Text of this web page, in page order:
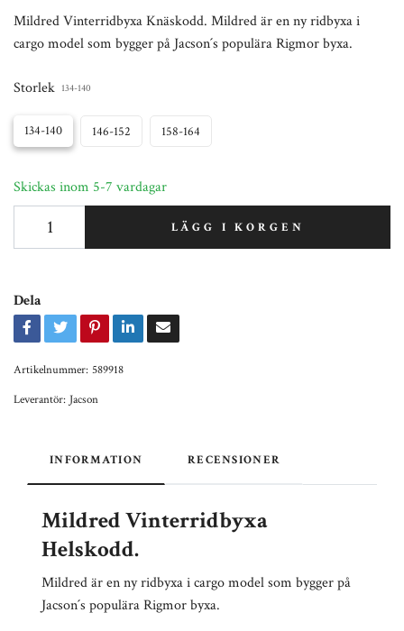
Mildred Vinterridbyxa Knäskodd. Mildred är en ny ridbyxa i
cargo model som bygger på Jacson´s populära Rigmor byxa.
Storlek 134-140
134-140 146-152 158-164
Skickas inom 5-7 vardagar
LÄGG I KORGEN
Dela
Artikelnummer: 589918
Leverantör: Jacson
INFORMATION RECENSIONER
Mildred Vinterridbyxa
Helskodd.
Mildred är en ny ridbyxa i cargo model som bygger på
Jacson´s populära Rigmor byxa.